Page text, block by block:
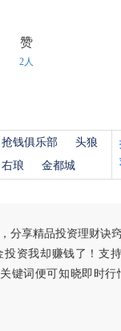
赞
2人
抢钱俱乐部
头狼
右琅 金都城
分享精品投资理财诀
资我却赚钱了！支
关键词便可知晓即时